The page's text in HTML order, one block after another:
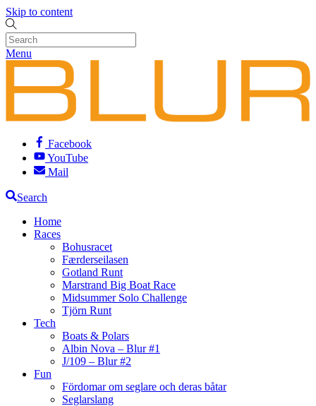
Skip to content
Menu
Facebook
YouTube
Mail
Search
Home
Races
Bohusracet
Færderseilasen
Gotland Runt
Marstrand Big Boat Race
Midsummer Solo Challenge
Tjörn Runt
Tech
Boats & Polars
Albin Nova – Blur #1
J/109 – Blur #2
Fun
Fördomar om seglare och deras båtar
Seglarslang